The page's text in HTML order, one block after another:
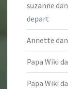
suzanne
depart
Annette
Papa Wiki
Papa Wiki